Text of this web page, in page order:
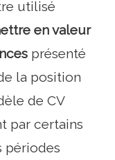
utilisé
en valeur
présenté
la position
de CV
par certains
périodes